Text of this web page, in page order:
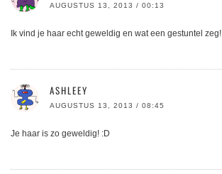
AUGUSTUS 13, 2013 / 00:13
Ik vind je haar echt geweldig en wat een gestuntel zeg!
ASHLEEY
AUGUSTUS 13, 2013 / 08:45
Je haar is zo geweldig! :D